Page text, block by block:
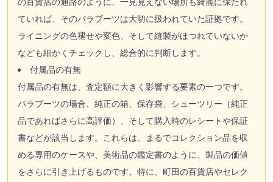
ていれば、そのパラブーツは大切に扱われていた証拠です。
ライニングの色褪せや変色、そして縫製がほつれていないか
なども細かくチェックし、総合的に判断します。
付属品の有無
付属品の有無は、査定額に大きく影響する要素の一つです。
パラブーツの場合、純正の箱、保存袋、シューツリー（純正
品であればさらに高評価）、そして購入時のレシートや保証
書などが該当します。これらは、まるでコレクション品を収
める専用のケースや、美術品の鑑定書のように、製品の価値
をさらに引き上げるものです。特に、町田の百貨店やセレク